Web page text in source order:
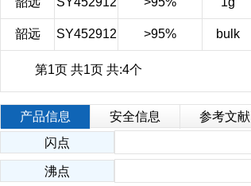
韶远 SY452912 >95% bulk
第1页 共1页 共:4个
产品信息 安全信息
参考文献
闪点
沸点